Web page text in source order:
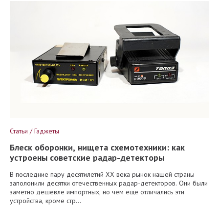
Статьи / Гаджеты
Блеск оборонки, нищета схемотехники: как
устроены советские радар-детекторы
В последние пару десятилетий XX века рынок нашей страны
заполонили десятки отечественных радар-детекторов. Они были
заметно дешевле импортных, но чем еще отличались эти
устройства, кроме стр...